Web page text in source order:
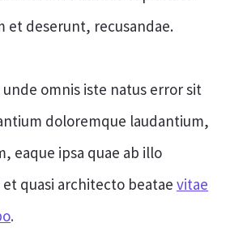
et deserunt, recusandae.
omnis iste natus error sit
doloremque laudantium,
eaque ipsa quae ab illo
quasi architecto beatae vitae
.